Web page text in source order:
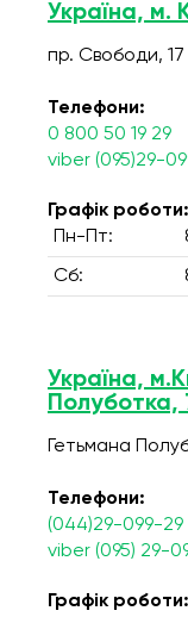
Україна, м.
пр. Свободи, 17
Телефони:
0 800 50 19 29
viber (095)29-
Графік роботи:
Пн-Пт:
Сб:
Україна,
Полуботка,
Гетьмана
Телефони:
(044)29-099-29
viber (095) 29-
Графік роботи: